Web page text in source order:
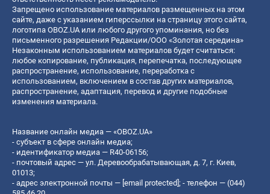
Запрещено использование материалов размещенных на этом
сайте, даже с указанием гиперссылки на страницу этого сайта,
логотипа OBOZ.UA или любого другого упоминания, но без
письменного разрешения Редакции/ООО «Золотая середина»
Незаконным использованием материалов будет считаться:
любое копирование, публикация, перепечатка, последующее
распространение, использование, переработка с
использованием, включением в состав других материалов,
распространение, адаптация, перевод и другие подобные
изменения материала.
Название онлайн медиа — «OBOZ.UA»
- субъект в сфере онлайн медиа;
- идентификатор медиа — R40-06156;
- почтовый адрес — ул. Деревообрабатывающая, д. 7, г. Киев,
01013;
- адрес электронной почты — [email protected]; - телефон — (044)